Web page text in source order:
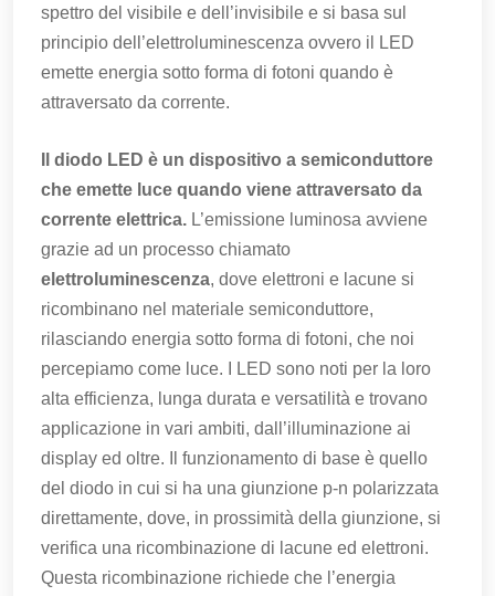
spettro del visibile e dell’invisibile e si basa sul
principio dell’elettroluminescenza ovvero il LED
emette energia sotto forma di fotoni quando è
attraversato da corrente.
Il diodo LED è un dispositivo a semiconduttore
che emette luce quando viene attraversato da
corrente elettrica. L’emissione luminosa avviene
grazie ad un processo chiamato
elettroluminescenza, dove elettroni e lacune si
ricombinano nel materiale semiconduttore,
rilasciando energia sotto forma di fotoni, che noi
percepiamo come luce. I LED sono noti per la loro
alta efficienza, lunga durata e versatilità e trovano
applicazione in vari ambiti, dall’illuminazione ai
display ed oltre. Il funzionamento di base è quello
del diodo in cui si ha una giunzione p-n polarizzata
direttamente, dove, in prossimità della giunzione, si
verifica una ricombinazione di lacune ed elettroni.
Questa ricombinazione richiede che l’energia